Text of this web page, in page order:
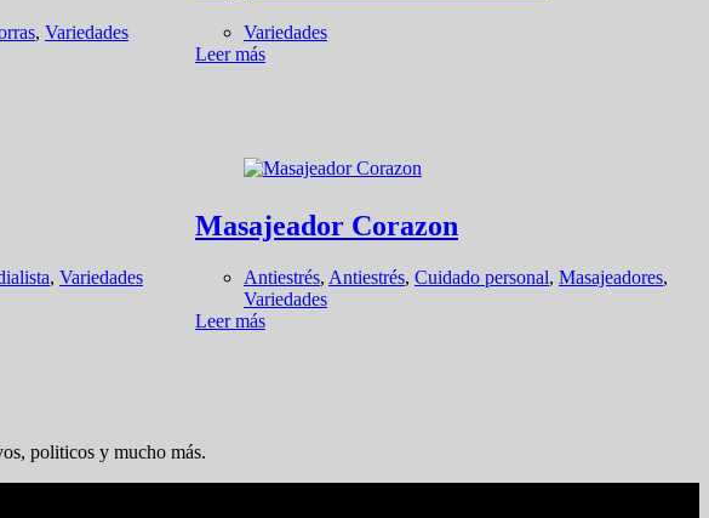
, Variedades
Variedades
Leer más
, Variedades
Masajeador Corazon
Antiestrés, Antiestrés, Cuidado personal, Masajeadores,
Variedades
Leer más
politicos y mucho más.